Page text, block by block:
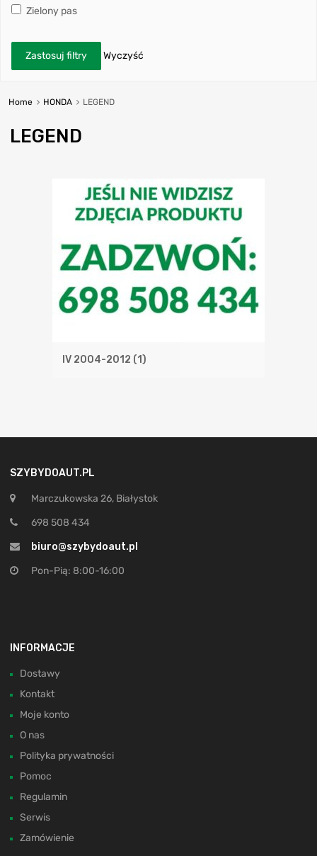
Zielony pas
Zastosuj filtry Wyczyść
Home HONDA LEGEND
LEGEND
IV 2004-2012 (1)
SZYBYDOAUT.PL
Marczukowska 26, Białystok
698 508 434
biuro@szybydoaut.pl
Pon-Pią: 8:00-16:00
INFORMACJE
Dostawy
Kontakt
Moje konto
O nas
Polityka prywatności
Pomoc
Regulamin
Serwis
Zamówienie